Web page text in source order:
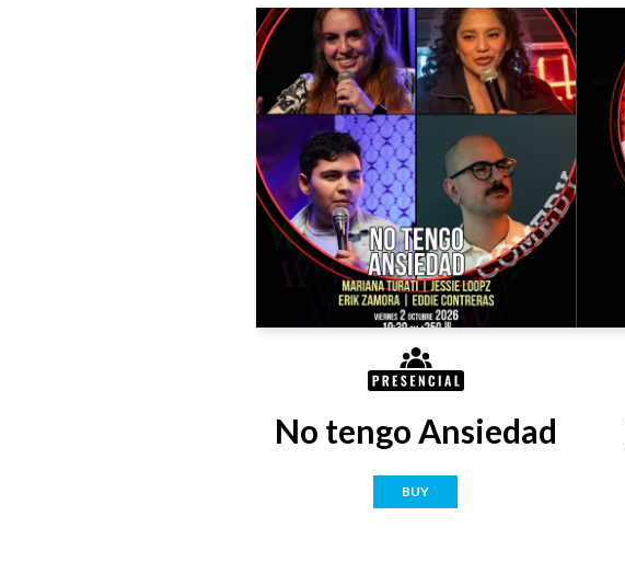
No tengo Ansiedad
BUY